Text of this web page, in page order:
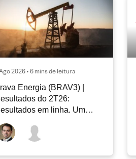
2026 • 6 mins de leitura
Energia (BRAV3) |
do 2T26:
em linha. Um